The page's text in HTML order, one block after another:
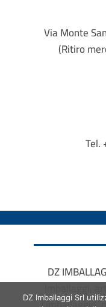
Via Monte
(Ritiro
DZ
Imballaggi,
DZ Imballaggi Srl